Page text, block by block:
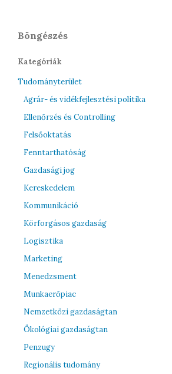
Böngészés
Kategóriák
Tudományterület
Agrár- és vidékfejlesztési politika
Ellenőrzés és Controlling
Felsőoktatás
Fenntarthatóság
Gazdasági jog
Kereskedelem
Kommunikáció
Körforgásos gazdaság
Logisztika
Marketing
Menedzsment
Munkaerőpiac
Nemzetközi gazdaságtan
Ökológiai gazdaságtan
Penzugy
Regionális tudomány